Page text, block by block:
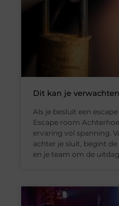
Dit kan je
Als je besluit een
Escape room
ervaring vol spanning.
achter je sluit, begint
en je team om de